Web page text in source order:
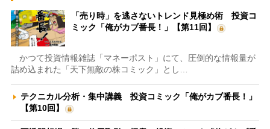
「売り時」を逃さないトレンド見極め術 投資コ
ミック「俺がカブ番長！」【第11回】
かつて投資情報雑誌「マネーポスト」にて、圧倒的な情報量が
詰め込まれた「天下無敵の株コミック」とし…
テクニカル分析・集中講義 投資コミック「俺がカブ番長！」
【第10回】